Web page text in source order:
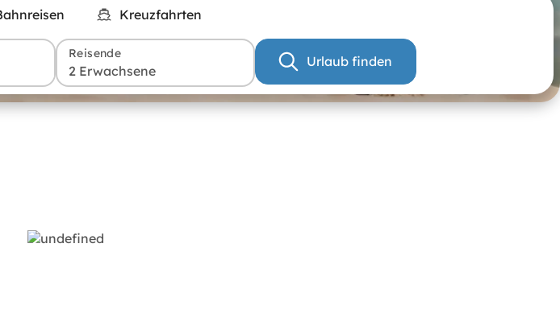
Kreuzfahrten
Reisende
2 Erwachsene
Urlaub finden